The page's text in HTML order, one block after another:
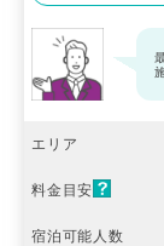
エリア
料金目安
宿泊可能人数